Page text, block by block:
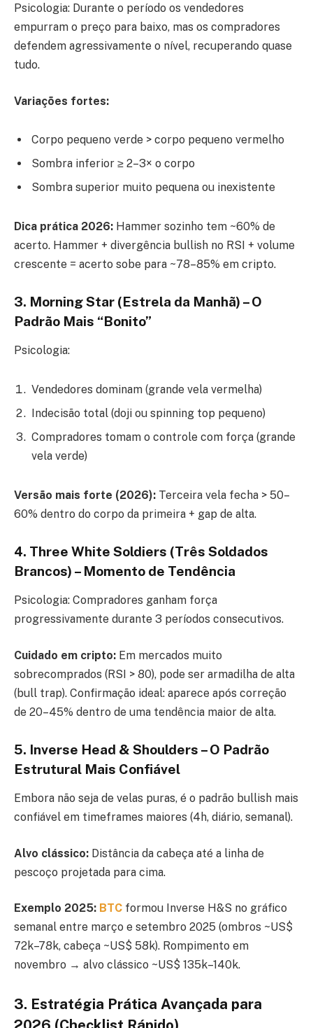
Psicologia: Durante o período os vendedores
empurram o preço para baixo, mas os compradores
defendem agressivamente o nível, recuperando quase
tudo.
Variações fortes:
Corpo pequeno verde > corpo pequeno vermelho
Sombra inferior ≥ 2–3× o corpo
Sombra superior muito pequena ou inexistente
Dica prática 2026: Hammer sozinho tem ~60% de
acerto. Hammer + divergência bullish no RSI + volume
crescente = acerto sobe para ~78–85% em cripto.
3. Morning Star (Estrela da Manhã) – O
Padrão Mais “Bonito”
Psicologia:
Vendedores dominam (grande vela vermelha)
Indecisão total (doji ou spinning top pequeno)
Compradores tomam o controle com força (grande
vela verde)
Versão mais forte (2026): Terceira vela fecha > 50–
60% dentro do corpo da primeira + gap de alta.
4. Three White Soldiers (Três Soldados
Brancos) – Momento de Tendência
Psicologia: Compradores ganham força
progressivamente durante 3 períodos consecutivos.
Cuidado em cripto: Em mercados muito
sobrecomprados (RSI > 80), pode ser armadilha de alta
(bull trap). Confirmação ideal: aparece após correção
de 20–45% dentro de uma tendência maior de alta.
5. Inverse Head & Shoulders – O Padrão
Estrutural Mais Confiável
Embora não seja de velas puras, é o padrão bullish mais
confiável em timeframes maiores (4h, diário, semanal).
Alvo clássico: Distância da cabeça até a linha de
pescoço projetada para cima.
Exemplo 2025: BTC formou Inverse H&S no gráfico
semanal entre março e setembro 2025 (ombros ~US$
72k–78k, cabeça ~US$ 58k). Rompimento em
novembro → alvo clássico ~US$ 135k–140k.
3. Estratégia Prática Avançada para